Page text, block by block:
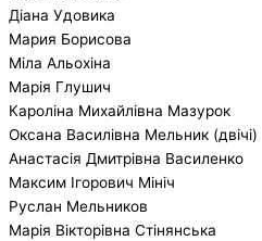
Діана Удовика
Мария Борисова
Міла Альохіна
Марія Глушич
Кароліна Михайлівна Мазурок
Оксана Василівна Мельник (двічі)
Анастасія Дмитрівна Василенко
Максим Ігорович Мініч
Руслан Мельников
Марія Вікторівна Стінянська